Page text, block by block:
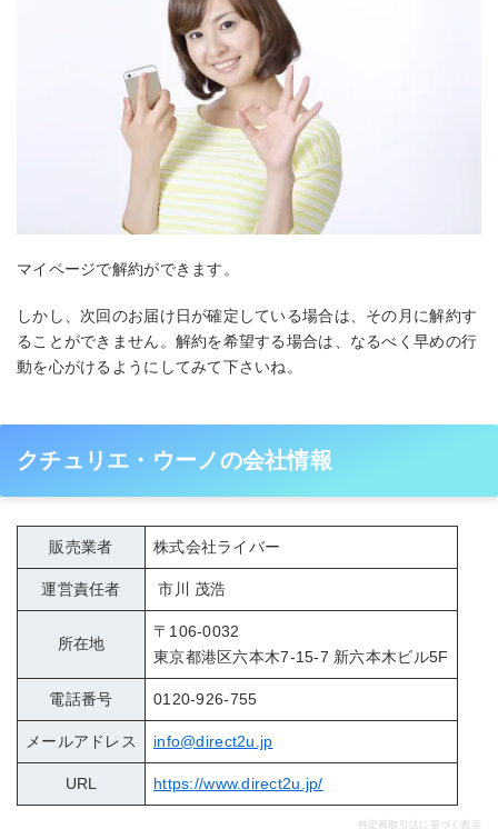
マイページで解約ができます。
しかし、次回のお届け日が確定している場合は、その月に解約す
ることができません。解約を希望する場合は、なるべく早めの行
動を心がけるようにしてみて下さいね。
クチュリエ・ウーノの会社情報
販売業者 株式会社ライバー
運営責任者 市川 茂浩
所在地
〒106-0032
東京都港区六本木7-15-7 新六本木ビル5F
電話番号 0120-926-755
メールアドレス info@direct2u.jp
URL https://www.direct2u.jp/
特定商取引法に基づく表示